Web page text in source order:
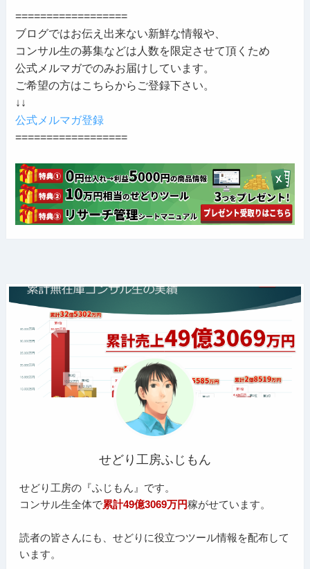
==================
ブログではお伝え出来ない新鮮な情報や、
コンサル生の募集などは人数を限定させて頂くため
公式メルマガでのみお届けしています。
ご希望の方はこちらからご登録下さい。
↓↓
公式メルマガ登録
==================
せどり工房ふじもん
せどり工房の『ふじもん』です。
コンサル生全体で累計49億3069万円稼がせています。
読者の皆さんにも、せどりに役立つツール情報を配布して
います。